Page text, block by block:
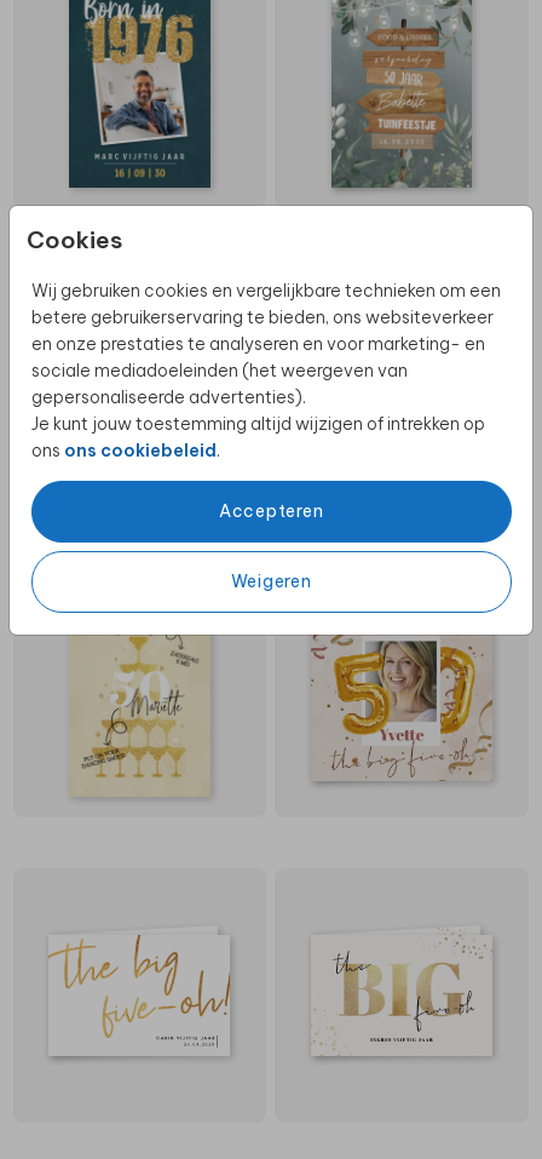
Cookies
Wij gebruiken cookies en vergelijkbare technieken om een
betere gebruikerservaring te bieden, ons websiteverkeer
en onze prestaties te analyseren en voor marketing- en
sociale mediadoeleinden (het weergeven van
gepersonaliseerde advertenties).
Je kunt jouw toestemming altijd wijzigen of intrekken op
ons ons cookiebeleid.
Accepteren
Weigeren